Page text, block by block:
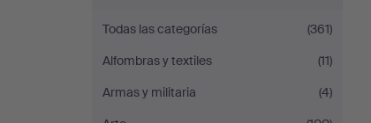
los
lotes
Todas las categorías
(361)
Alfombras y textiles
(11)
Armas y militaria
(4)